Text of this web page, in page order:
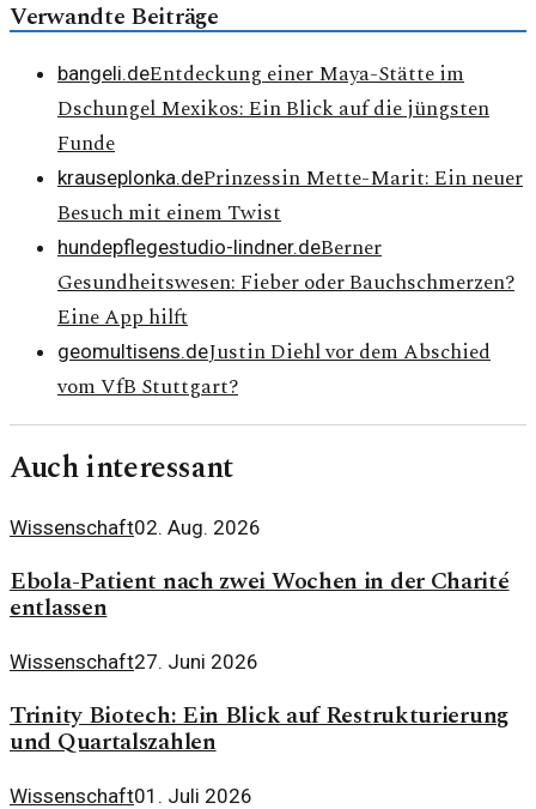
Verwandte Beiträge
bangeli.deEntdeckung einer Maya-Stätte im
Dschungel Mexikos: Ein Blick auf die jüngsten
Funde
krauseplonka.dePrinzessin Mette-Marit: Ein neuer
Besuch mit einem Twist
hundepflegestudio-lindner.deBerner
Gesundheitswesen: Fieber oder Bauchschmerzen?
Eine App hilft
geomultisens.deJustin Diehl vor dem Abschied
vom VfB Stuttgart?
Auch interessant
Wissenschaft02. Aug. 2026
Ebola-Patient nach zwei Wochen in der Charité
entlassen
Wissenschaft27. Juni 2026
Trinity Biotech: Ein Blick auf Restrukturierung
und Quartalszahlen
Wissenschaft01. Juli 2026